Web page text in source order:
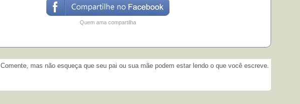
Quem ama compartilha
Comente, mas não esqueça que seu pai ou sua mãe podem estar lendo o que você escreve.